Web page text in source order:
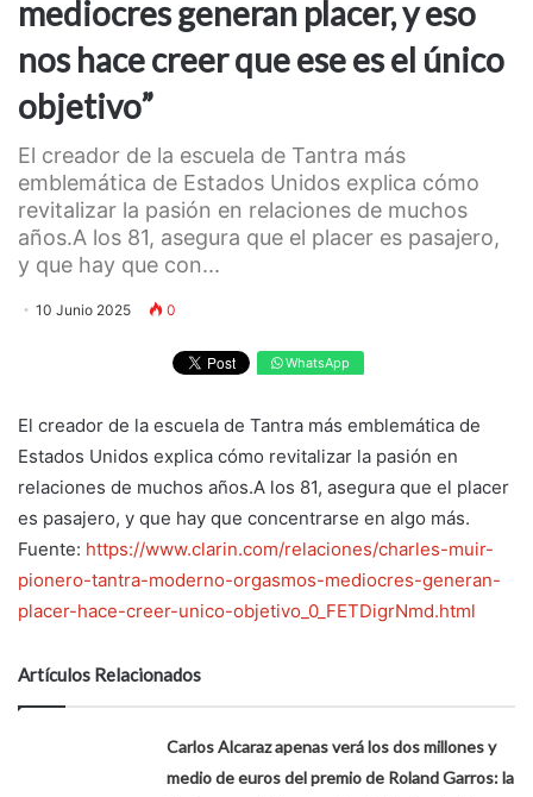
mediocres generan placer, y eso
nos hace creer que ese es el único
objetivo”
El creador de la escuela de Tantra más
emblemática de Estados Unidos explica cómo
revitalizar la pasión en relaciones de muchos
años.A los 81, asegura que el placer es pasajero,
y que hay que con...
10 Junio 2025 0
WhatsApp
El creador de la escuela de Tantra más emblemática de
Estados Unidos explica cómo revitalizar la pasión en
relaciones de muchos años.A los 81, asegura que el placer
es pasajero, y que hay que concentrarse en algo más.
Fuente: https://www.clarin.com/relaciones/charles-muir-
pionero-tantra-moderno-orgasmos-mediocres-generan-
placer-hace-creer-unico-objetivo_0_FETDigrNmd.html
Artículos Relacionados
Carlos Alcaraz apenas verá los dos millones y
medio de euros del premio de Roland Garros: la